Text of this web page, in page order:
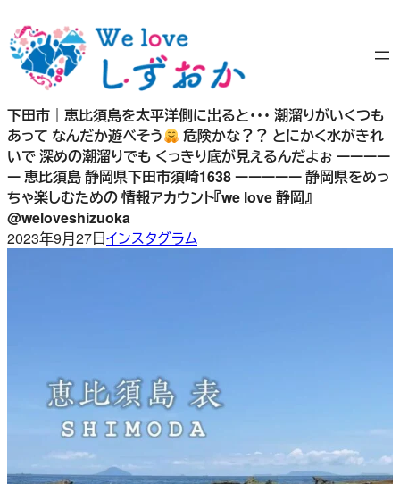
容
を
ッ
プ
下田市｜恵比須島を太平洋側に出ると・・・ 潮溜りがいくつも
あって なんだか遊べそう
危険かな？？ とにかく水がきれ
いで 深めの潮溜りでも くっきり底が見えるんだよぉ ーーーー
ー 恵比須島 静岡県下田市須崎1638 ーーーーー 静岡県をめっ
ちゃ楽しむための 情報アカウント『we love 静岡』
@weloveshizuoka
2023年9月27日インスタグラム